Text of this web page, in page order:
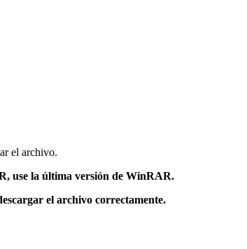
el archivo.
use la última versión de WinRAR.
el archivo correctamente.